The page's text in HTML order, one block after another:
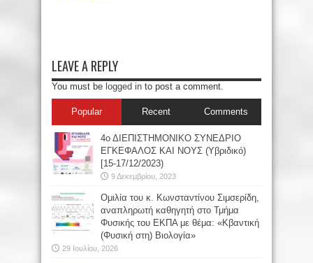
LEAVE A REPLY
You must be logged in to post a comment.
Popular Recent Comments
4ο ΔΙΕΠΙΣΤΗΜΟΝΙΚΟ ΣΥΝΕΔΡΙΟ
ΕΓΚΕΦΑΛΟΣ ΚΑΙ ΝΟΥΣ (Υβριδικό)
[15-17/12/2023)
9 Δεκεμβρίου, 2023
Oμιλία του κ. Κωνσταντίνου Σιμσερίδη,
αναπληρωτή καθηγητή στο Τμήμα
Φυσικής του ΕΚΠΑ με θέμα: «Κβαντική
(Φυσική στη) Βιολογία»
29 Ιουλίου, 2026